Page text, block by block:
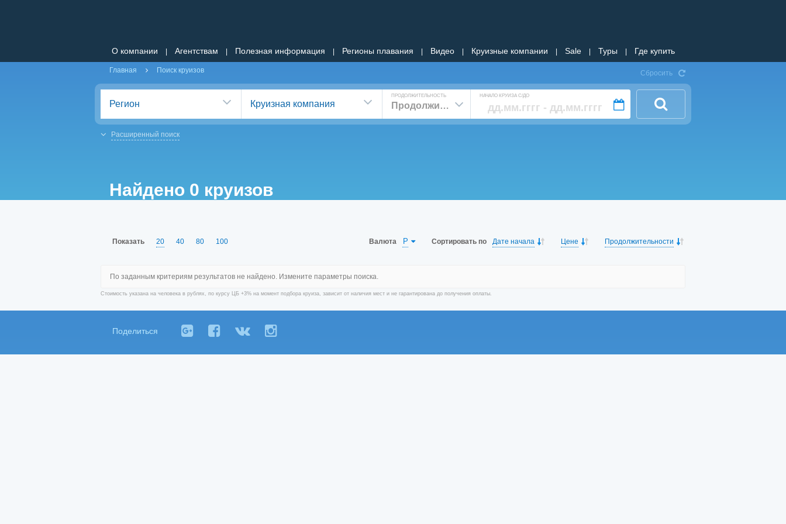
О компании Агентствам Полезная информация Регионы плавания Видео Круизные компании Sale Туры Где купить
Главная Поиск круизов Сбросить
Регион Круизная компания
ПРОДОЛЖИТЕЛЬНОСТЬ
Продолжительность
НАЧАЛО КРУИЗА С/ДО
Расширенный поиск
Найдено 0 круизов
Показать 20 40 80 100 Валюта P Сортировать по Дате начала Цене Продолжительности
По заданным критериям результатов не найдено. Измените параметры поиска.
Стоимость указана на человека в рублях, по курсу ЦБ +3% на момент подбора круиза, зависит от наличия мест и не гарантирована до получения оплаты.
Поделиться